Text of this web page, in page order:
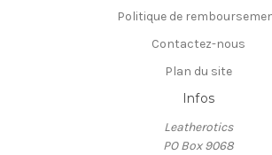
Politique de
Contactez-nous
Plan du site
Infos
Leatherotics
PO Box 9068